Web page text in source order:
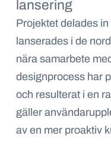
lansering
Projektet delades
lanserades i de
nära samarbete
designprocess har
och resulterat i en
gäller
av en mer proaktiv